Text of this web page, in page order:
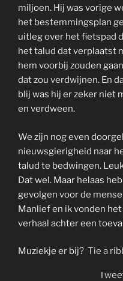
miljoen. Hij was vorige
het bestemmingsplan
uitleg over het fietspad
het talud dat verplaatst
hem voorbij zouden
dat zou verdwijnen. En
blij was hij er zeker niet
en verdween.
We zijn nog even
nieuwsgierigheid naar
talud te bedwingen.
Dat wel. Maar helaas
gevolgen voor de
Manlief en ik vonden het
verhaal achter een
Muziekje er bij? Tie a